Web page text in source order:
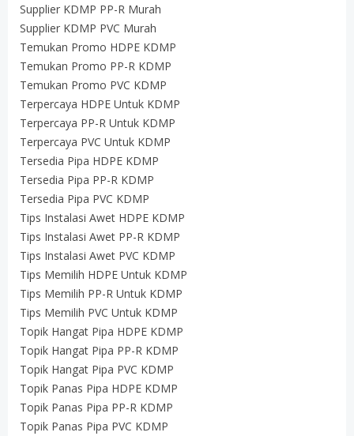
Supplier KDMP PP-R Murah
Supplier KDMP PVC Murah
Temukan Promo HDPE KDMP
Temukan Promo PP-R KDMP
Temukan Promo PVC KDMP
Terpercaya HDPE Untuk KDMP
Terpercaya PP-R Untuk KDMP
Terpercaya PVC Untuk KDMP
Tersedia Pipa HDPE KDMP
Tersedia Pipa PP-R KDMP
Tersedia Pipa PVC KDMP
Tips Instalasi Awet HDPE KDMP
Tips Instalasi Awet PP-R KDMP
Tips Instalasi Awet PVC KDMP
Tips Memilih HDPE Untuk KDMP
Tips Memilih PP-R Untuk KDMP
Tips Memilih PVC Untuk KDMP
Topik Hangat Pipa HDPE KDMP
Topik Hangat Pipa PP-R KDMP
Topik Hangat Pipa PVC KDMP
Topik Panas Pipa HDPE KDMP
Topik Panas Pipa PP-R KDMP
Topik Panas Pipa PVC KDMP